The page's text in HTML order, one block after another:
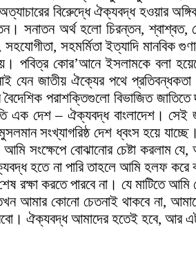
অত্যাচারের বিরেুদ্ধে ঐক্যবদ্ধ হওয়ার
সনাতন অর্থ হলো চিরন্তন, শ্বাশ্বত,
সহমর্মিতা ইত্যাদি মানবিক
কোর’আনে ইসলামকে বলা
যেন জাতীয় ঐক্যের পথে
বৈদেশিক পরাশক্তিগুলো বিভাজিত
এক দেশ – ঐক্যবদ্ধ বাংলাদেশ। সেই
সংখ্যাগরিষ্ঠ দেশ ধ্বংস হয়ে
সংক্ষেপে বোঝানোর চেষ্টা করলাম
হতে না পারি তাহলে আমি হলফ করে
রক্ষা করতে পারবে না। যে মাটিতে
আমার কোনো চেতনাই থাকবে না,
করবো। ঐক্যবদ্ধ আমাদের হতেই হবে, আর